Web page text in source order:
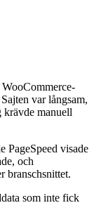
var långsam,
krävde manuell
PageSpeed visade
och
branschsnittet.
som inte fick